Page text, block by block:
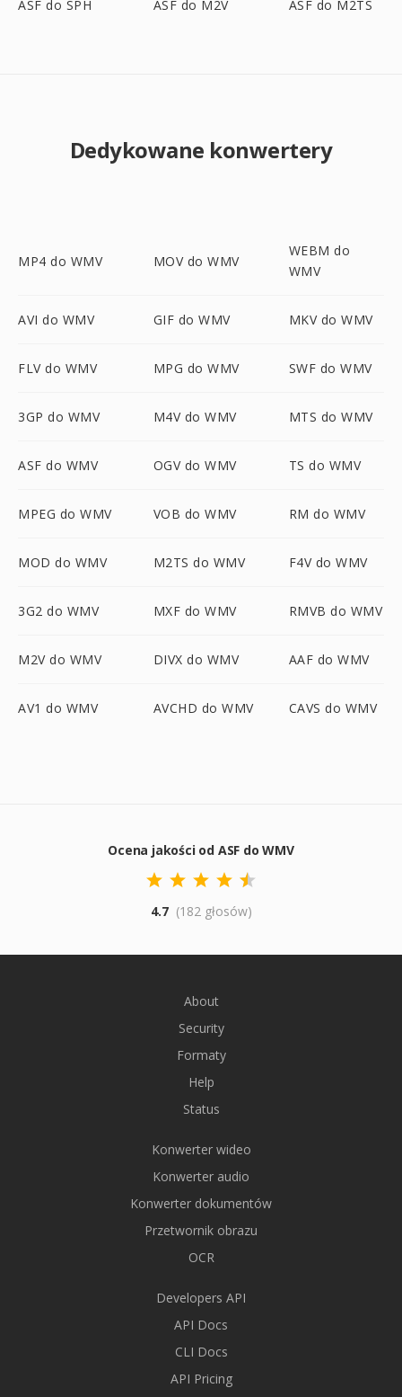
ASF do SPH ASF do M2V ASF do M2TS
Dedykowane konwertery
MP4 do WMV MOV do WMV
WEBM do
WMV
AVI do WMV GIF do WMV MKV do WMV
FLV do WMV MPG do WMV SWF do WMV
3GP do WMV M4V do WMV MTS do WMV
ASF do WMV OGV do WMV TS do WMV
MPEG do WMV VOB do WMV RM do WMV
MOD do WMV M2TS do WMV F4V do WMV
3G2 do WMV MXF do WMV RMVB do WMV
M2V do WMV DIVX do WMV AAF do WMV
AV1 do WMV AVCHD do WMV CAVS do WMV
Ocena jakości od ASF do WMV
4.7 (182 głosów)
About
Security
Formaty
Help
Status
Konwerter wideo
Konwerter audio
Konwerter dokumentów
Przetwornik obrazu
OCR
Developers API
API Docs
CLI Docs
API Pricing